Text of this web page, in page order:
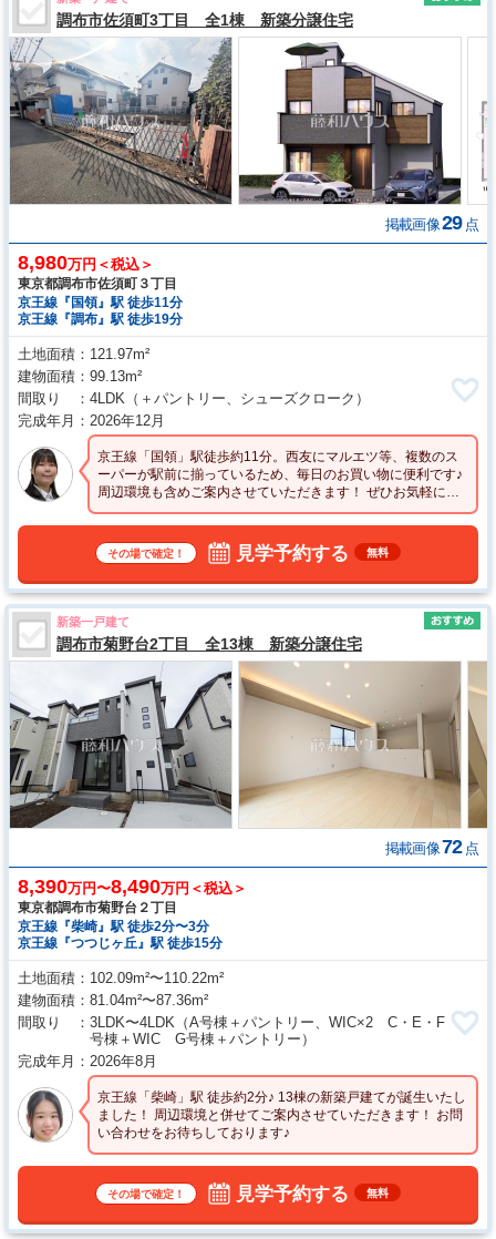
調布市佐須町3丁目 全1棟 新築分譲住宅
掲載画像29 点
8,980万円＜税込＞
東京都調布市佐須町３丁目
京王線『国領』駅 徒歩11分
京王線『調布』駅 徒歩19分
土地面積
121.97m²
建物面積
99.13m²
間取り
4LDK （＋パントリー、シューズクローク）
完成年月
2026年12月
京王線「国領」駅徒歩約11分。西友にマルエツ等、複数のス
ーパーが駅前に揃っているため、毎日のお買い物に便利です♪
周辺環境も含めご案内させていただきます！ ぜひお気軽にお
問い合わせください！
その場で確定！ 見学予約する 無料
新築一戸建て
調布市菊野台2丁目 全13棟 新築分譲住宅
掲載画像72 点
8,390万円〜8,490万円＜税込＞
東京都調布市菊野台２丁目
京王線『柴崎』駅 徒歩2分〜3分
京王線『つつじヶ丘』駅 徒歩15分
土地面積
102.09m²〜110.22m²
建物面積
81.04m²〜87.36m²
間取り
3LDK〜4LDK （A号棟＋パントリー、WIC×2 C・E・F
号棟＋WIC G号棟＋パントリー）
完成年月
2026年8月
京王線「柴崎」駅 徒歩約2分♪ 13棟の新築戸建てが誕生いたし
ました！ 周辺環境と併せてご案内させていただきます！ お問
い合わせをお待ちしております♪
その場で確定！ 見学予約する 無料